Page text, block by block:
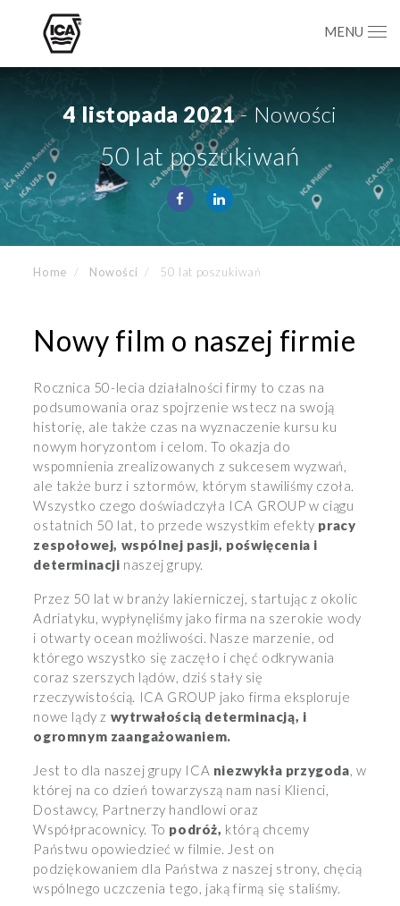
MENU
4 listopada 2021- Nowości
50 lat poszukiwań
Home Nowości 50 lat poszukiwań
Nowy film o naszej firmie
Rocznica 50-lecia działalności firmy to czas na
podsumowania oraz spojrzenie wstecz na swoją
historię, ale także czas na wyznaczenie kursu ku
nowym horyzontom i celom. To okazja do
wspomnienia zrealizowanych z sukcesem wyzwań,
ale także burz i sztormów, którym stawiliśmy czoła.
Wszystko czego doświadczyła ICA GROUP w ciągu
ostatnich 50 lat, to przede wszystkim efekty pracy
zespołowej, wspólnej pasji, poświęcenia i
determinacji naszej grupy.
Przez 50 lat w branży lakierniczej, startując z okolic
Adriatyku, wypłynęliśmy jako firma na szerokie wody
i otwarty ocean możliwości. Nasze marzenie, od
którego wszystko się zaczęło i chęć odkrywania
coraz szerszych lądów, dziś stały się
rzeczywistością. ICA GROUP jako firma eksploruje
nowe lądy z wytrwałością determinacją, i
ogromnym zaangażowaniem.
Jest to dla naszej grupy ICA niezwykła przygoda, w
której na co dzień towarzyszą nam nasi Klienci,
Dostawcy, Partnerzy handlowi oraz
Współpracownicy. To podróż, którą chcemy
Państwu opowiedzieć w filmie. Jest on
podziękowaniem dla Państwa z naszej strony, chęcią
wspólnego uczczenia tego, jaką firmą się staliśmy.